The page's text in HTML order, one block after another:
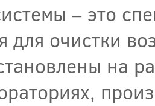
– это
для очистки
на